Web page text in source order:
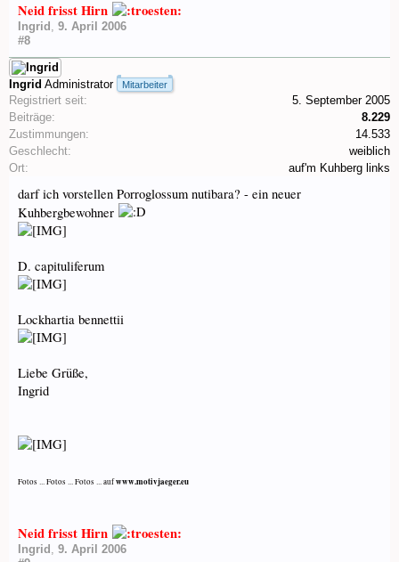
Neid frisst Hirn
Ingrid , 9. April 2006
#8
Ingrid Administrator Mitarbeiter
Registriert seit:
5. September 2005
Beiträge:
8.229
Zustimmungen:
14.533
Geschlecht:
weiblich
Ort:
auf'm Kuhberg links
darf ich vorstellen Porroglossum nutibara? - ein neuer
Kuhbergbewohner
D. capituliferum
Lockhartia bennettii
Liebe Grüße,
Ingrid
Fotos ... Fotos ... Fotos ... aufwww.motivjaeger.eu
Neid frisst Hirn
Ingrid , 9. April 2006